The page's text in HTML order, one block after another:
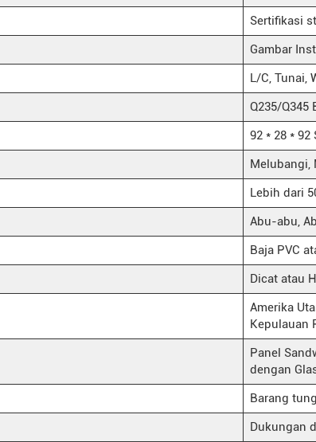
Sertifikasi
Gambar
L/C, Tunai,
Q235/Q345
92 * 28 *
Melubangi,
Lebih dari
Abu-abu,
Baja PVC
Dicat atau
Amerika
Kepulauan
Panel
dengan
Barang
Dukungan